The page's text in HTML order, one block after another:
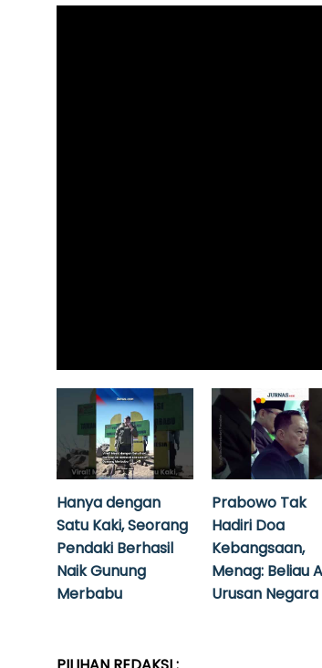
Hanya dengan
Satu Kaki, Seorang
Pendaki Berhasil
Naik Gunung
Merbabu
Prabowo Tak
Hadiri Doa
Kebangsaan,
Menag: Beliau
Urusan Negara